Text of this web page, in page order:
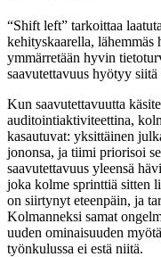
“Shift left” tarkoittaa
kehityskaarella,
ymmärretään hyvin
saavutettavuus hyötyy siitä
Kun saavutettavuutta
auditointiaktiviteettina,
kasautuvat: yksittäinen
jononsa, ja tiimi priorisoi
saavutettavuus yleensä
joka kolme sprinttiä sitten
on siirtynyt eteenpäin, ja
Kolmanneksi samat
uuden ominaisuuden
työnkulussa ei estä niitä.